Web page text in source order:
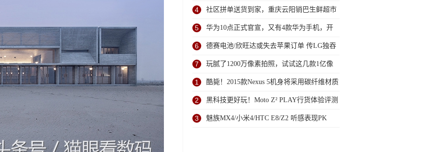
水、陆、空交通枢纽
4 社区拼单送货到家，重庆云阳销巴生鲜超市
便民举措受热捧
5 华为10点正式官宣，又有4款华为手机，开
始公测最新系统了
6 德赛电池/欣旺达或失去苹果订单 传LG独吞
iPhone 9电池订单
7 玩腻了1200万像素拍照，试试这几款1亿像
素手机，最低只要两千多
1 酷毙！2015款Nexus 5机身将采用碳纤维材质
2 黑科技更好玩！Moto Z² PLAY行货体验评测
3 魅族MX4/小米4/HTC E8/Z2 听感表现PK